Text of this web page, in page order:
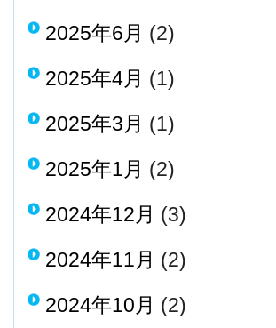
2025年6月 (2)
2025年4月 (1)
2025年3月 (1)
2025年1月 (2)
2024年12月 (3)
2024年11月 (2)
2024年10月 (2)